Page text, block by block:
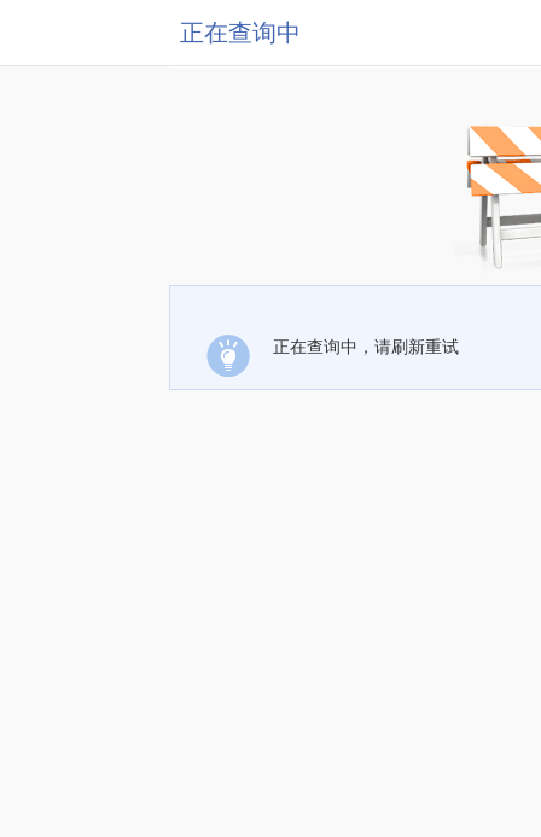
正在查询中
正在查询中，请刷新重试